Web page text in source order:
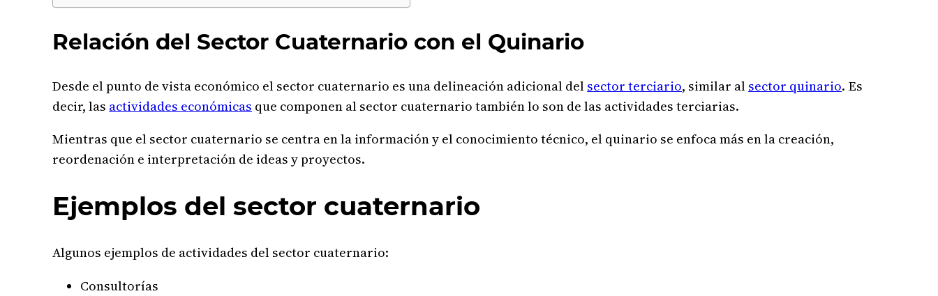
Relación del Sector Cuaternario con el Quinario
Desde el punto de vista económico el sector cuaternario es una delineación adicional del sector terciario, similar al sector quinario. Es
decir, las actividades económicas que componen al sector cuaternario también lo son de las actividades terciarias.
Mientras que el sector cuaternario se centra en la información y el conocimiento técnico, el quinario se enfoca más en la creación,
reordenación e interpretación de ideas y proyectos.
Ejemplos del sector cuaternario
Algunos ejemplos de actividades del sector cuaternario:
Consultorías